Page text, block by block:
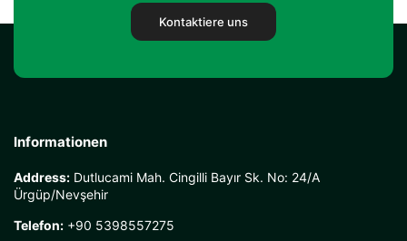
Kontaktiere uns
Informationen
Address: Dutlucami Mah. Cingilli Bayır Sk. No: 24/A
Ürgüp/Nevşehir
Telefon: +90 5398557275